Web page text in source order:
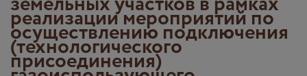
реализации мероприятий по
осуществлению подключения
(технологического
присоединения)